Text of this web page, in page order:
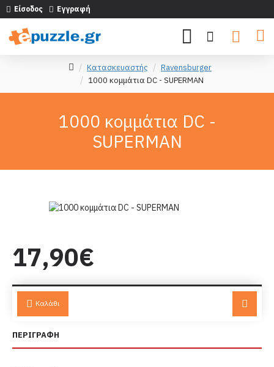
Είσοδος Εγγραφή
Κατασκευαστής
Ravensburger
1000 κομμάτια DC - SUPERMAN
1000 κομμάτια DC -
SUPERMAN
17,90€
Καλάθι
ΠΕΡΙΓΡΑΦΗ